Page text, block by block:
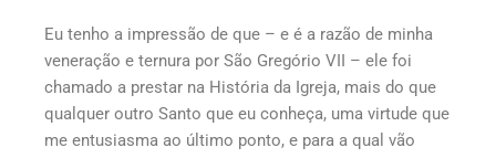
Eu tenho a impressão de que – e é a razão de minha
veneração e ternura por São Gregório VII – ele foi
chamado a prestar na História da Igreja, mais do que
qualquer outro Santo que eu conheça, uma virtude que
me entusiasma ao último ponto, e para a qual vão